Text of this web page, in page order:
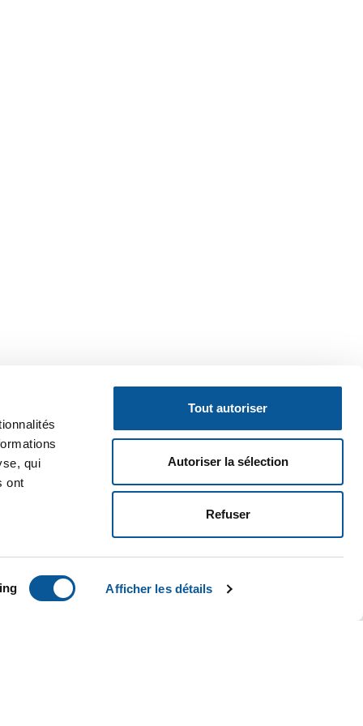
qui
ont
Afficher les détails
Tout autoriser
Autoriser la sélection
Refuser